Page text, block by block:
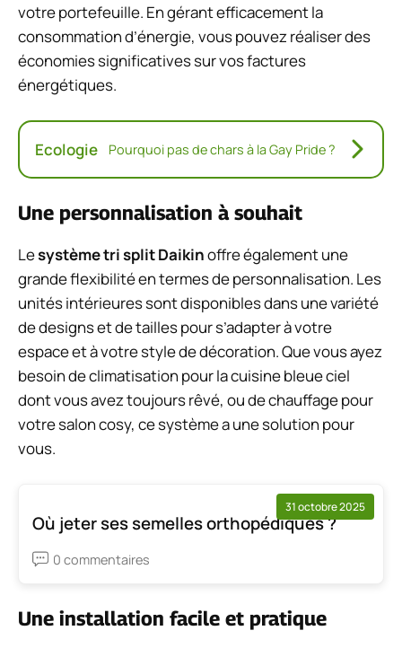
votre portefeuille. En gérant efficacement la
consommation d’énergie, vous pouvez réaliser des
économies significatives sur vos factures
énergétiques.
Ecologie Pourquoi pas de chars à la Gay Pride ?
Une personnalisation à souhait
Lesystème tri split Daikinoffre également une
grande flexibilité en termes de personnalisation. Les
unités intérieures sont disponibles dans une variété
de designs et de tailles pour s’adapter à votre
espace et à votre style de décoration. Que vous ayez
besoin de climatisation pour la cuisine bleue ciel
dont vous avez toujours rêvé, ou de chauffage pour
votre salon cosy, ce système a une solution pour
vous.
31 octobre 2025
Où jeter ses semelles orthopédiques ?
0 commentaires
Une installation facile et pratique